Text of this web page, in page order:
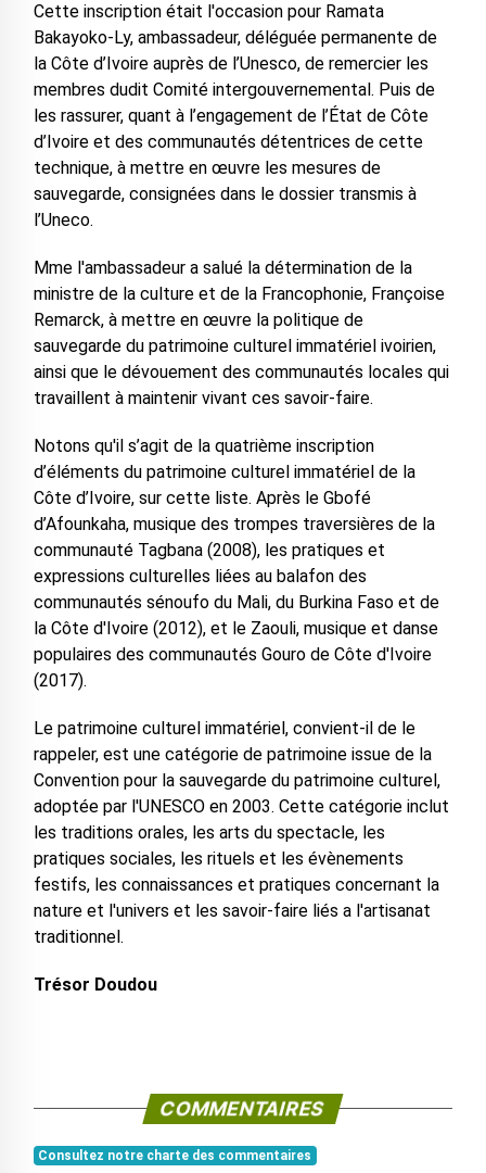
Cette inscription était l'occasion pour Ramata
Bakayoko-Ly, ambassadeur, déléguée permanente de
la Côte d’Ivoire auprès de l’Unesco, de remercier les
membres dudit Comité intergouvernemental. Puis de
les rassurer, quant à l’engagement de l’État de Côte
d’Ivoire et des communautés détentrices de cette
technique, à mettre en œuvre les mesures de
sauvegarde, consignées dans le dossier transmis à
l’Uneco.
Mme l'ambassadeur a salué la détermination de la
ministre de la culture et de la Francophonie, Françoise
Remarck, à mettre en œuvre la politique de
sauvegarde du patrimoine culturel immatériel ivoirien,
ainsi que le dévouement des communautés locales qui
travaillent à maintenir vivant ces savoir-faire.
Notons qu'il s’agit de la quatrième inscription
d’éléments du patrimoine culturel immatériel de la
Côte d’Ivoire, sur cette liste. Après le Gbofé
d’Afounkaha, musique des trompes traversières de la
communauté Tagbana (2008), les pratiques et
expressions culturelles liées au balafon des
communautés sénoufo du Mali, du Burkina Faso et de
la Côte d'Ivoire (2012), et le Zaouli, musique et danse
populaires des communautés Gouro de Côte d'Ivoire
(2017).
Le patrimoine culturel immatériel, convient-il de le
rappeler, est une catégorie de patrimoine issue de la
Convention pour la sauvegarde du patrimoine culturel,
adoptée par l'UNESCO en 2003. Cette catégorie inclut
les traditions orales, les arts du spectacle, les
pratiques sociales, les rituels et les évènements
festifs, les connaissances et pratiques concernant la
nature et l'univers et les savoir-faire liés a l'artisanat
traditionnel.
Trésor Doudou
COMMENTAIRES
Consultez notre charte des commentaires